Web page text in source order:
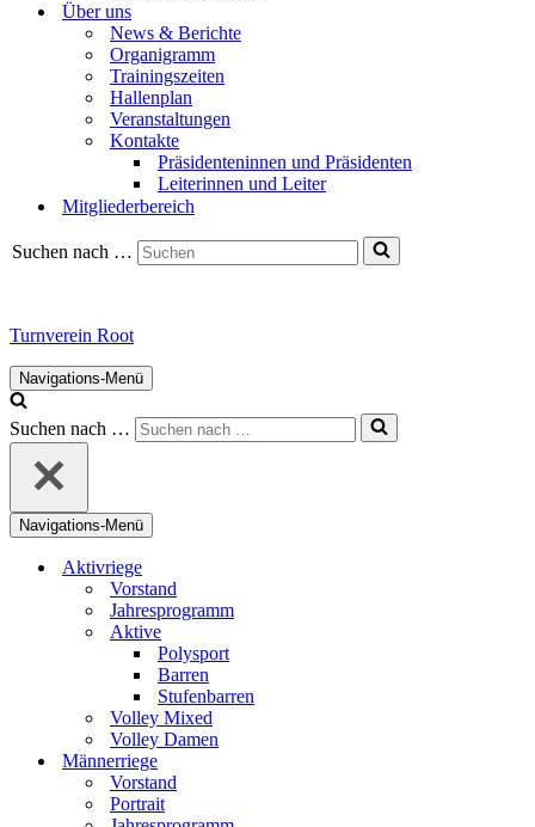
Über uns
News & Berichte
Organigramm
Trainingszeiten
Hallenplan
Veranstaltungen
Kontakte
Präsidenteninnen und Präsidenten
Leiterinnen und Leiter
Mitgliederbereich
Suchen nach …
Turnverein Root
Navigations-Menü
Suchen nach …
Navigations-Menü
Aktivriege
Vorstand
Jahresprogramm
Aktive
Polysport
Barren
Stufenbarren
Volley Mixed
Volley Damen
Männerriege
Vorstand
Portrait